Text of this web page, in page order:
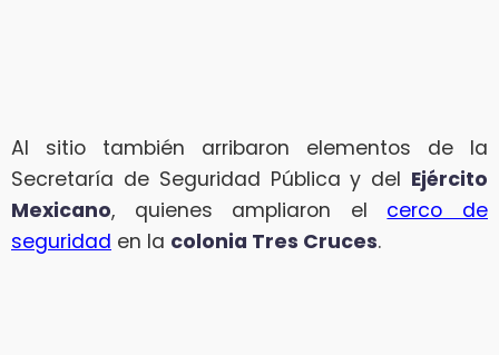
Al sitio también arribaron elementos de la
Secretaría de Seguridad Pública y del Ejército
Mexicano, quienes ampliaron el cerco de
seguridad en la colonia Tres Cruces.